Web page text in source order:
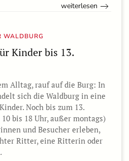
weiterlesen
WALDBURG
Kinder bis 13.
Alltag, rauf auf die Burg: In
sich die Waldburg in eine
Noch bis zum 13.
bis 18 Uhr, außer montags)
und Besucher erleben,
Ritter, eine Ritterin oder